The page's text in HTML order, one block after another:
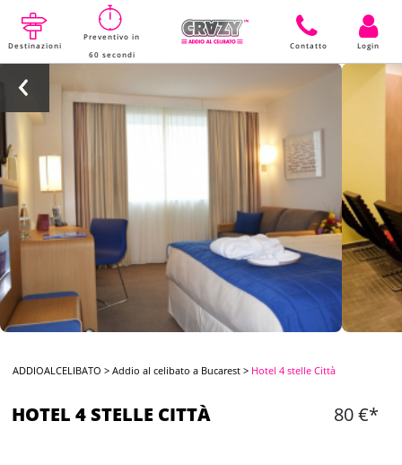
Destinazioni
Preventivo in
60 secondi
Contatto Login
ADDIOALCELIBATO >Addio al celibato a Bucarest > Hotel 4 stelle Città
HOTEL 4 STELLE CITTÀ 80 €*